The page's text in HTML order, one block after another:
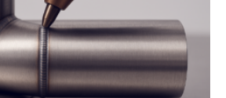
– Zur Messe FACHPACK
in Nürnberg…